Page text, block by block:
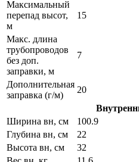
Максимальный
перепад высот,
м
15
Макс. длина
трубопроводов
без доп.
заправки, м
7
Дополнительная
заправка (г/м)
20
Ширина вн, см
100.9
Глубина вн, см
22
Высота вн, см
32